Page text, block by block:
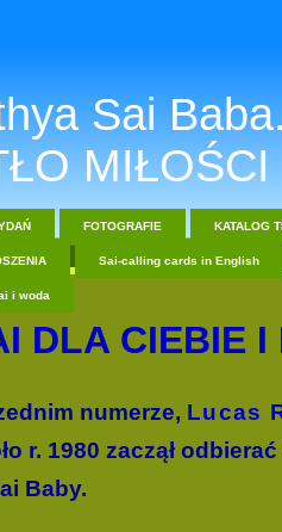
Sai
MIŁOŚCI
FOTOGRAFIE KATALOG
Sai-calling cards in English
i woda
DLA CIEBIE I
numerze, Lucas
r. 1980 zaczął
Baby.